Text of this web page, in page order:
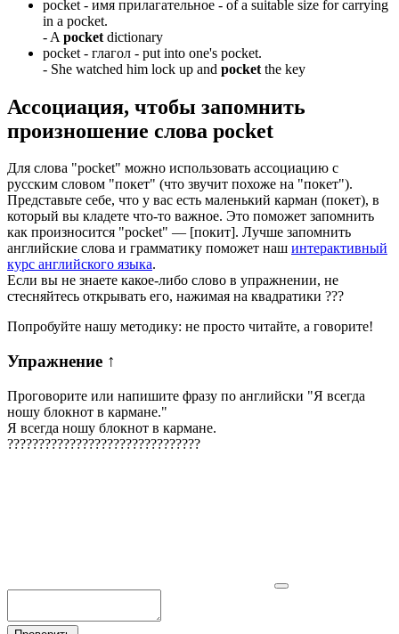
pocket - имя прилагательное - of a suitable size for carrying
in a pocket.
- A pocket dictionary
pocket - глагол - put into one's pocket.
- She watched him lock up and pocket the key
Ассоциация, чтобы запомнить
произношение слова pocket
Для слова "pocket" можно использовать ассоциацию с
русским словом "покет" (что звучит похоже на "покет").
Представьте себе, что у вас есть маленький карман (покет), в
который вы кладете что-то важное. Это поможет запомнить
как произносится "pocket" — [покит]. Лучше запомнить
английские слова и грамматику поможет наш интерактивный
курс английского языка.
Если вы не знаете какое-либо слово в упражнении, не
стесняйтесь открывать его, нажимая на квадратики ???
Попробуйте нашу методику: не просто читайте, а говорите!
Упражнение ↑
Проговорите или напишите фразу по английски "Я всегда
ношу блокнот в кармане."
Я всегда ношу блокнот в кармане.
???????????????????????????????